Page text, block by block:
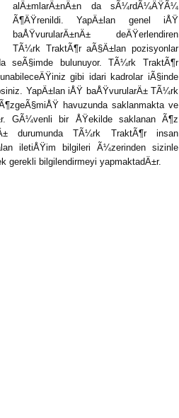
alÄ±mlarÄ±nÄ±n da sÃ¼rdÃ¼ÄŸÃ¼
Ã¶ÄŸrenildi. YapÄ±lan genel iÅŸ
baÅŸvurularÄ±nÄ± deÄŸerlendiren
TÃ¼rk TraktÃ¶r aÃ§Ä±lan pozisyonlar
seÃ§imde bulunuyor. TÃ¼rk TraktÃ¶r
gibi idari kadrolar iÃ§inde
YapÄ±lan iÅŸ baÅŸvurularÄ± TÃ¼rk
havuzunda saklanmakta ve
GÃ¼venli bir ÅŸekilde saklanan Ã¶z
durumunda TÃ¼rk TraktÃ¶r insan
iletiÅŸim bilgileri Ã¼zerinden sizinle
gerekli bilgilendirmeyi yapmaktadÄ±r.